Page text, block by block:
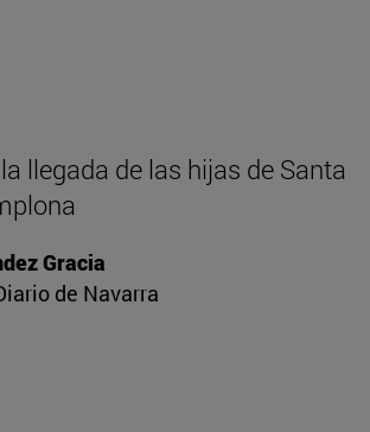
llegada de las hijas de Santa
Gracia
de Navarra